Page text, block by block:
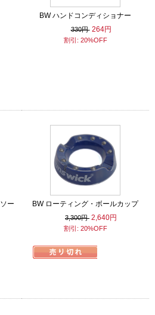
BW ハンドコンディショナー
330円 264円
割引: 20%OFF
ー BW ローティング・ボールカップ
3,300円 2,640円
割引: 20%OFF